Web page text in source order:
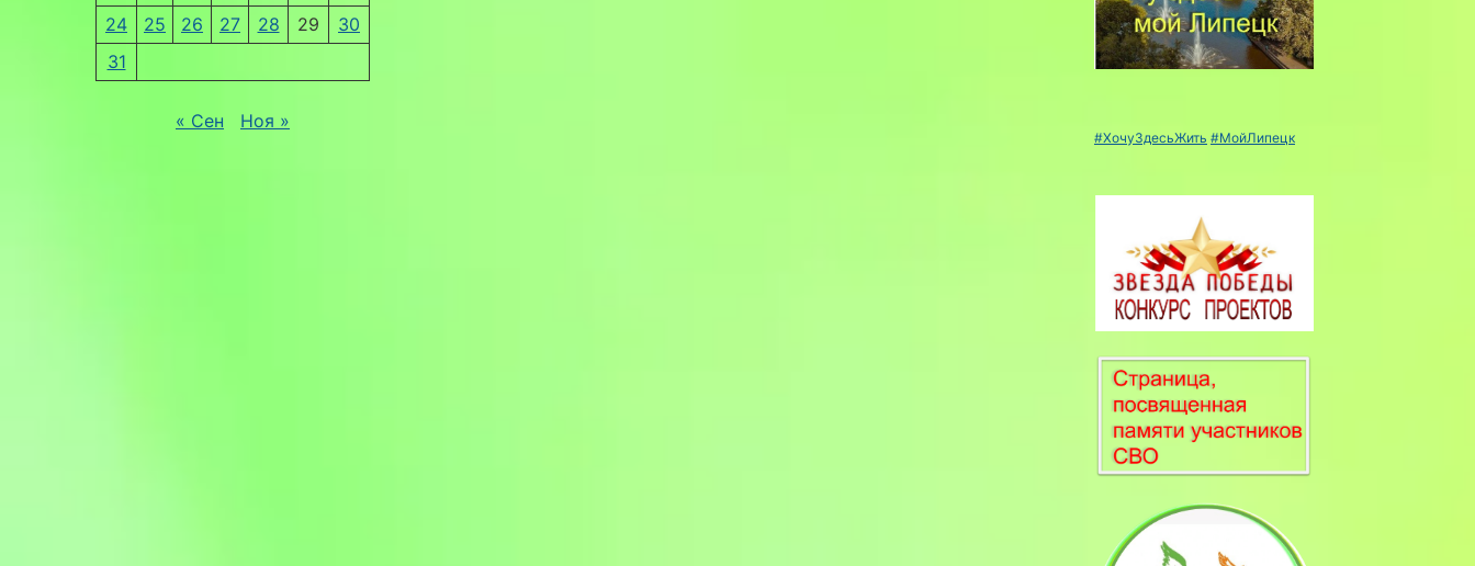
24
25 26 27 28 29
30
31
« Сен Ноя »
#ХочуЗдесьЖить #МойЛипецк